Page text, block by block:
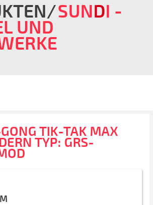
SUNDI -
UND
TIK-TAK MAX
TYP: GRS-